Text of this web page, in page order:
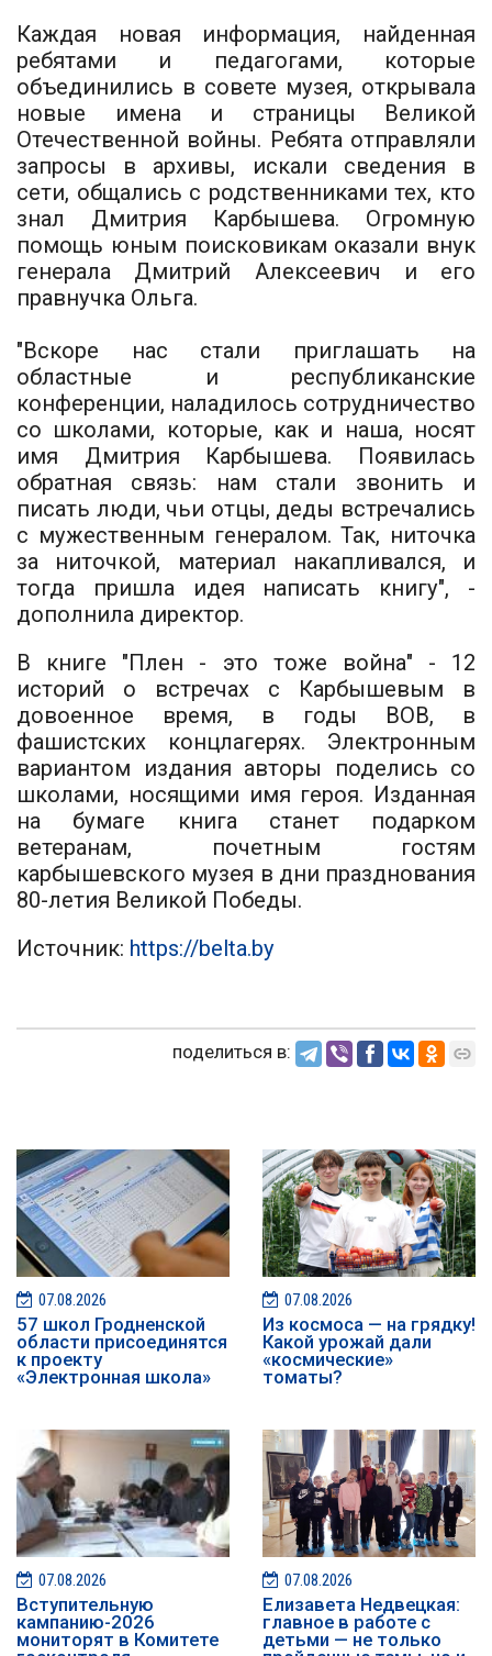
Каждая новая информация, найденная
ребятами и педагогами, которые
объединились в совете музея, открывала
новые имена и страницы Великой
Отечественной войны. Ребята отправляли
запросы в архивы, искали сведения в
сети, общались с родственниками тех, кто
знал Дмитрия Карбышева. Огромную
помощь юным поисковикам оказали внук
генерала Дмитрий Алексеевич и его
правнучка Ольга.
"Вскоре нас стали приглашать на
областные и республиканские
конференции, наладилось сотрудничество
со школами, которые, как и наша, носят
имя Дмитрия Карбышева. Появилась
обратная связь: нам стали звонить и
писать люди, чьи отцы, деды встречались
с мужественным генералом. Так, ниточка
за ниточкой, материал накапливался, и
тогда пришла идея написать книгу", -
дополнила директор.
В книге "Плен - это тоже война" - 12
историй о встречах с Карбышевым в
довоенное время, в годы ВОВ, в
фашистских концлагерях. Электронным
вариантом издания авторы поделись со
школами, носящими имя героя. Изданная
на бумаге книга станет подарком
ветеранам, почетным гостям
карбышевского музея в дни празднования
80-летия Великой Победы.
Источник: https://belta.by
поделиться в:
07.08.2026
57 школ Гродненской
области присоединятся
к проекту
«Электронная школа»
07.08.2026
Из космоса — на грядку!
Какой урожай дали
«космические»
томаты?
07.08.2026
️️Вступительную
кампанию-2026
мониторят в Комитете
07.08.2026
Елизавета Недвецкая:
главное в работе с
детьми — не только